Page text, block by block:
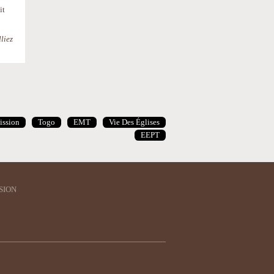
Togo EMT
Vie Des Églises
EEPT